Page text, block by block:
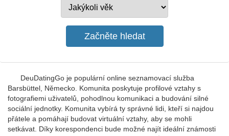
DeuDatingGo je populární online seznamovací služba
Barsbüttel, Německo. Komunita poskytuje profilové vztahy s
fotografiemi uživatelů, pohodlnou komunikaci a budování silné
sociální jednotky. Komunita vybírá ty správné lidi, kteří si najdou
přátele a pomáhají budovat virtuální vztahy, aby se mohli
setkávat. Díky korespondenci bude možné najít ideální známosti